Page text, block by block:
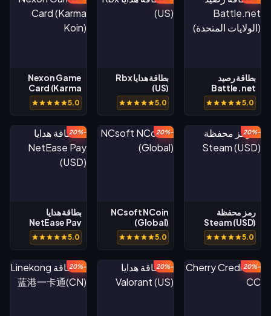
بطاقة رصيد
Battle.net
(الولايات المتحدة)
5.0
بطاقة هدايا Rbx
(US)
5.0
Nexon Game
Card (Karma
Koin)
5.0
-20%
رمز محفظة
Steam (USD)
5.0
-20%
NCsoft NCoin
(Global)
5.0
-20%
بطاقة هدايا
NetEase Pay
(USD)
5.0
-20%
-20%
-20%